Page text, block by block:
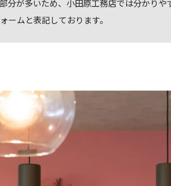
分が多いため、小田原工務店では分かりや
ームと表記しております。